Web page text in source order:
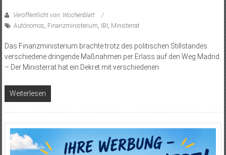
Veröffentlicht von: Wochenblatt
Autónomos, Finanzministerium, IBI , Ministerrat
Das Finanzministerium brachte trotz des politischen Stillstandes
verschiedene dringende Maßnahmen per Erlass auf den Weg Madrid
– Der Ministerrat hat ein Dekret mit verschiedenen
Weiterlesen